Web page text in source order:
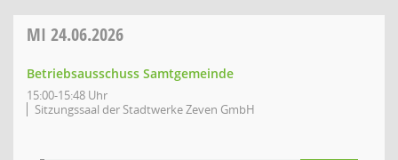
MI 24.06.2026
Betriebsausschuss Samtgemeinde
15:00-15:48 Uhr
Sitzungssaal der Stadtwerke Zeven GmbH